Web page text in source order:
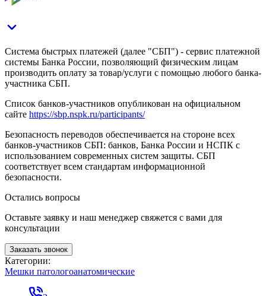
Система быстрых платежей (далее "СБП") - сервис платежной
системы Банка России, позволяющий физическим лицам
производить оплату за товар/услуги с помощью любого банка-
участника СБП.
Список банков-участников опубликован на официальном
сайте https://sbp.nspk.ru/participants/
Безопасность переводов обеспечивается на стороне всех
банков-участников СБП: банков, Банка России и НСПК с
использованием современных систем защиты. СБП
соответствует всем стандартам информационной
безопасности.
Остались вопросы
Оставьте заявку и наш менеджер свяжется с вами для
консультации
Заказать звонок
Категории:
Мешки патологоанатомические